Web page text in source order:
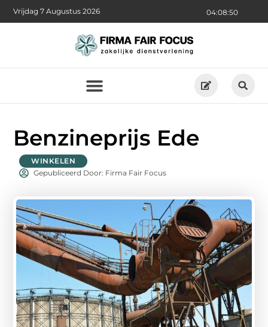
04:08:52
Vrijdag 7 Augustus 2026
Benzineprijs Ede
WINKELEN
Gepubliceerd Door: Firma Fair Focus